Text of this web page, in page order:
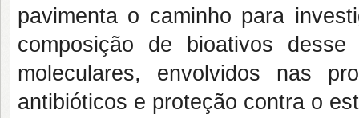
pavimenta o caminho para
composição de bioativos
moleculares, envolvidos nas
antibióticos e proteção contra o